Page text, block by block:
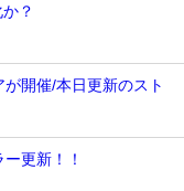
？
が開催/本日更新のスト
更新！！